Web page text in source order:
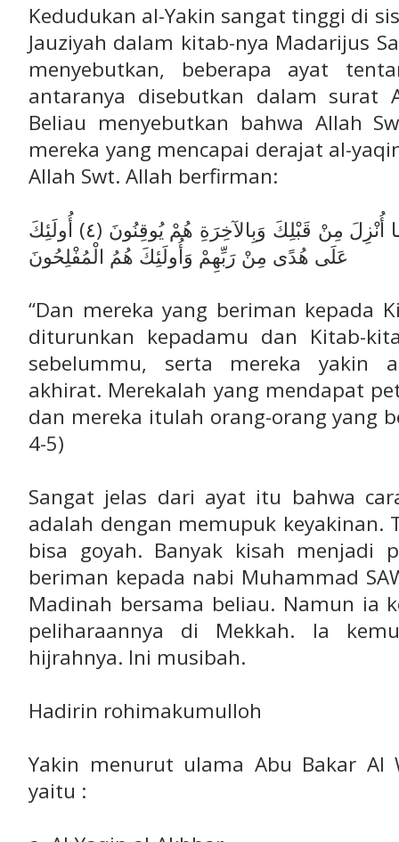
Kedudukan al-Yakin sangat tinggi di
Jauziyah dalam kitab-nya Madarijus
menyebutkan, beberapa ayat
antaranya disebutkan dalam surat
Beliau menyebutkan bahwa Allah
mereka yang mencapai derajat al-
Allah Swt. Allah berfirman:
وَالَّذِينَ يُؤْمِنُونَ بِمَا أُنْزِلَ إِلَيْكَ وَمَا أُنْزِلَ مِنْ قَبْلِكَ وَبِالآخِرَةِ هُمْ يُوقِنُونَ (٤) أُولَئِكَ
عَلَى هُدًى مِنْ رَبِّهِمْ وَأُولَئِكَ هُمُ الْمُفْلِحُونَ
“Dan mereka yang beriman kepada
diturunkan kepadamu dan Kitab-
sebelummu, serta mereka yakin
akhirat. Merekalah yang mendapat
dan mereka itulah orang-orang yang
4-5)
Sangat jelas dari ayat itu bahwa
adalah dengan memupuk keyakinan.
bisa goyah. Banyak kisah menjadi
beriman kepada nabi Muhammad
Madinah bersama beliau. Namun ia
peliharaannya di Mekkah. Ia
hijrahnya. Ini musibah.
Hadirin rohimakumulloh
Yakin menurut ulama Abu Bakar Al
yaitu :